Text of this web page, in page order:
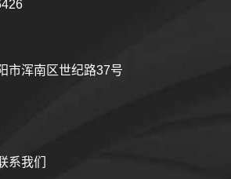
市浑南区世纪路37号
系我们